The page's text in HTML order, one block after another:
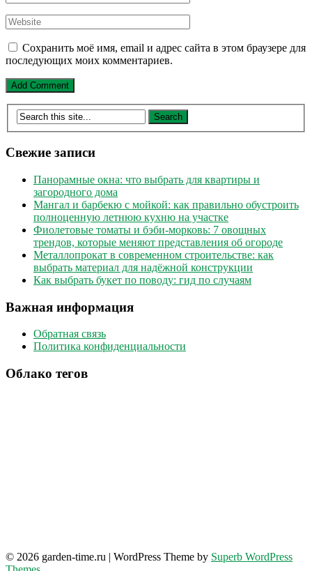
Сохранить моё имя, email и адрес сайта в этом браузере для
последующих моих комментариев.
Свежие записи
Панорамные окна: что выбрать для квартиры и
загородного дома
Мангал и барбекю с мойкой: как правильно обустроить
полноценную летнюю кухню на участке
Фиолетовые томаты и бэби-морковь: 7 овощных
трендов, которые меняют представления об огороде
Металлопрокат в современном строительстве: как
выбрать материал для надёжной конструкции
Как выбрать букет по поводу: гид по случаям
Важная информация
Обратная связь
Политика конфиденциальности
Облако тегов
© 2026 garden-time.ru | WordPress Theme by Superb WordPress